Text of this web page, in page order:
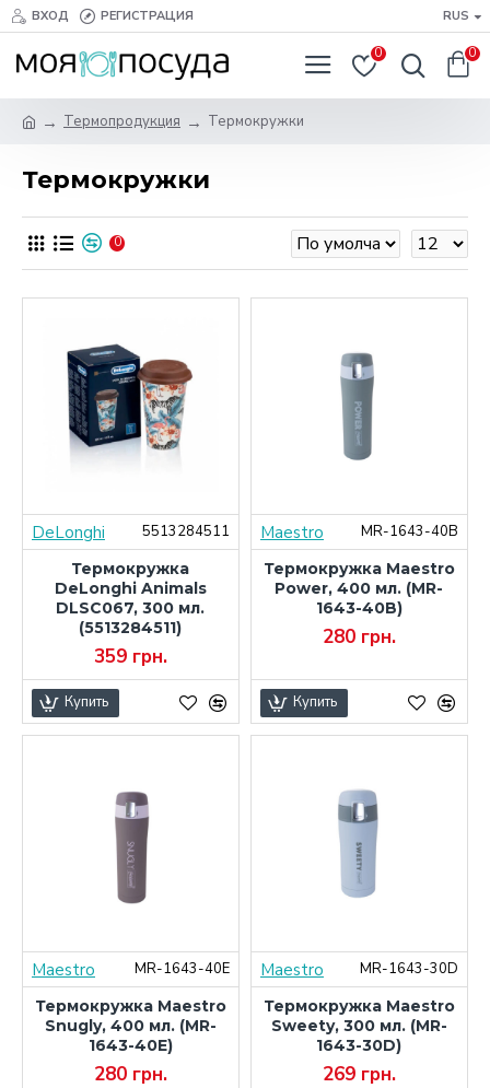
ВХОД РЕГИСТРАЦИЯ RUS
0 0
Термопродукция Термокружки
Термокружки
0
DeLonghi
5513284511
Термокружка
DeLonghi Animals
DLSC067, 300 мл.
(5513284511)
359 грн.
Купить
Maestro
MR-1643-40B
Термокружка Maestro
Power, 400 мл. (MR-
1643-40B)
280 грн.
Купить
Maestro
MR-1643-40E
Термокружка Maestro
Snugly, 400 мл. (MR-
1643-40E)
280 грн.
Maestro
MR-1643-30D
Термокружка Maestro
Sweety, 300 мл. (MR-
1643-30D)
269 грн.